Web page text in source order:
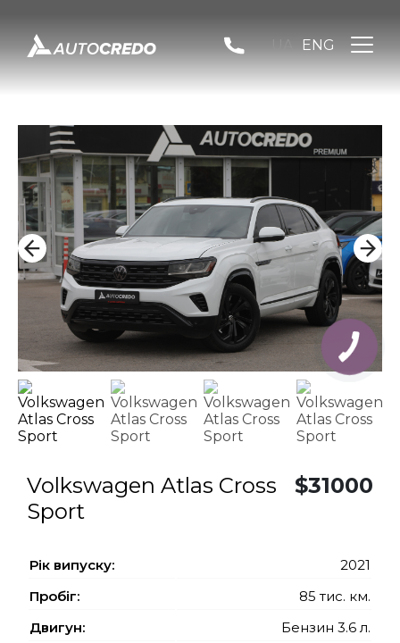
ENG
Volkswagen Atlas Cross
Sport
$31000
Рiк випуску:
2021
Пробіг:
85 тис. км.
Двигун:
Бензин 3.6 л.